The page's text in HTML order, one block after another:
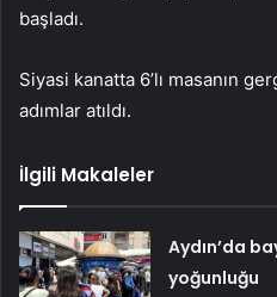
başladı.
Siyasi kanatta 6’lı masanın
adımlar atıldı.
İlgili Makaleler
Aydın’da
yoğunluğu